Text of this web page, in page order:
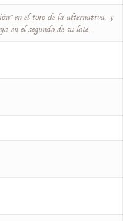
en el toro de la alternativa, y
en el segundo de su lote.